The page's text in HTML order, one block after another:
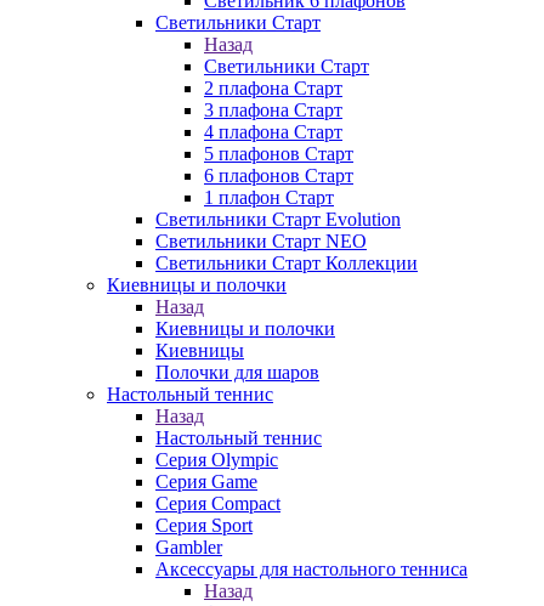
Светильники Старт
Назад
Светильники Старт
2 плафона Старт
3 плафона Старт
4 плафона Старт
5 плафонов Старт
6 плафонов Старт
1 плафон Старт
Светильники Старт Evolution
Светильники Старт NEO
Светильники Старт Коллекции
Киевницы и полочки
Назад
Киевницы и полочки
Киевницы
Полочки для шаров
Настольный теннис
Назад
Настольный теннис
Серия Olympic
Серия Game
Серия Compact
Серия Sport
Gambler
Аксессуары для настольного тенниса
Назад